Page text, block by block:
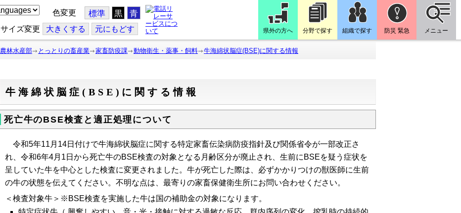
色変更 標準 黒 青
サイズ変更 大きくする 元にもどす 県外の方へ 分野で探す 組織で探す 防災 緊急 メニュー
農林水産部 とっとりの畜産業 家畜防疫課 動物衛生・薬事・飼料 牛海綿状脳症(BSE)に関する情報
牛海綿状脳症(BSE)に関する情報
死亡牛のBSE検査と適正処理について
令和5年11月14日付けで牛海綿状脳症に関する特定家畜伝染病防疫指針及び関係省令が一部改正さ
れ、令和6年4月1日から死亡牛のBSE検査の対象となる月齢区分が廃止され、生前にBSEを疑う症状を
呈していた牛を中心とした検査に変更されました。牛が死亡した際は、必ずかかりつけの獣医師に生前
の牛の状態を伝えてください。 不明な点は、最寄りの家畜保健衛生所にお問い合わせください。
＜検査対象牛＞※BSE検査を実施した牛は国の補助金の対象になります。